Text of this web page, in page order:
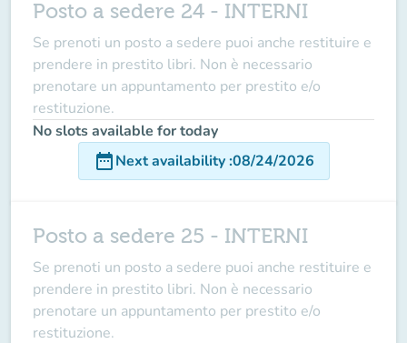
Posto a sedere 24 - INTERNI
Se prenoti un posto a sedere puoi anche restituire e
prendere in prestito libri. Non è necessario
prenotare un appuntamento per prestito e/o
restituzione.
No slots available for today
date_rangeNext availability:08/24/2026
Posto a sedere 25 - INTERNI
Se prenoti un posto a sedere puoi anche restituire e
prendere in prestito libri. Non è necessario
prenotare un appuntamento per prestito e/o
restituzione.